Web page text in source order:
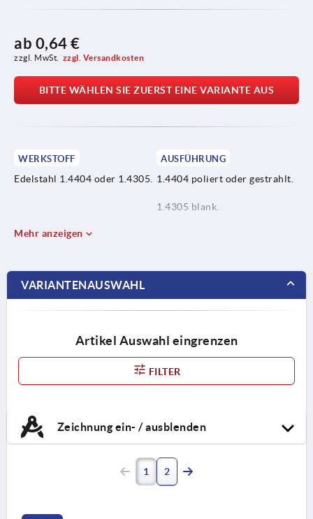
ab 0,64 €
zzgl. MwSt. zzgl. Versandkosten
BITTE WÄHLEN SIE ZUERST EINE VARIANTE AUS
WERKSTOFF
Edelstahl 1.4404 oder 1.4305.
AUSFÜHRUNG
1.4404 poliert oder gestrahlt.
1.4305 blank.
Mehr anzeigen
VARIANTENAUSWAHL
Artikel Auswahl eingrenzen
FILTER
Zeichnung ein- / ausblenden
1 2